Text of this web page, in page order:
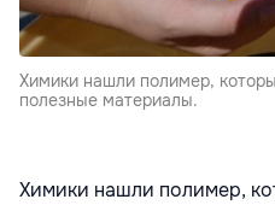
Химики нашли полимер,
полезные материалы.
Химики нашли полимер,